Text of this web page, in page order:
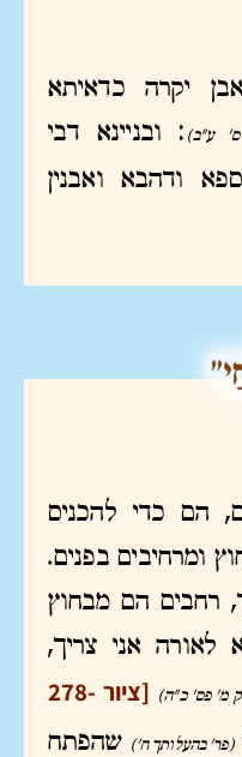
יקרה כדאיתא
ס' ע"ב) : ובניינא דבי
ודהבא ואבנין
הם כדי להכניס
ומרחיבים בפנים.
רחבים הם מבחוץ
לאורה אני צריך,
מ' פס' כ"ה)
[ציור 278-
(פר' בהעלותך ח') שהפתח